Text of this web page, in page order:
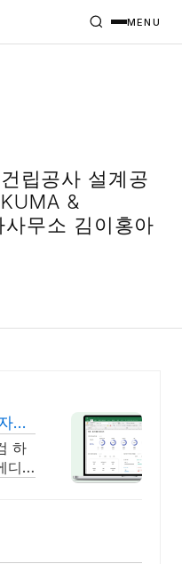
MENU
립공사 설계공
&
무소 김이홍아
동
하
디